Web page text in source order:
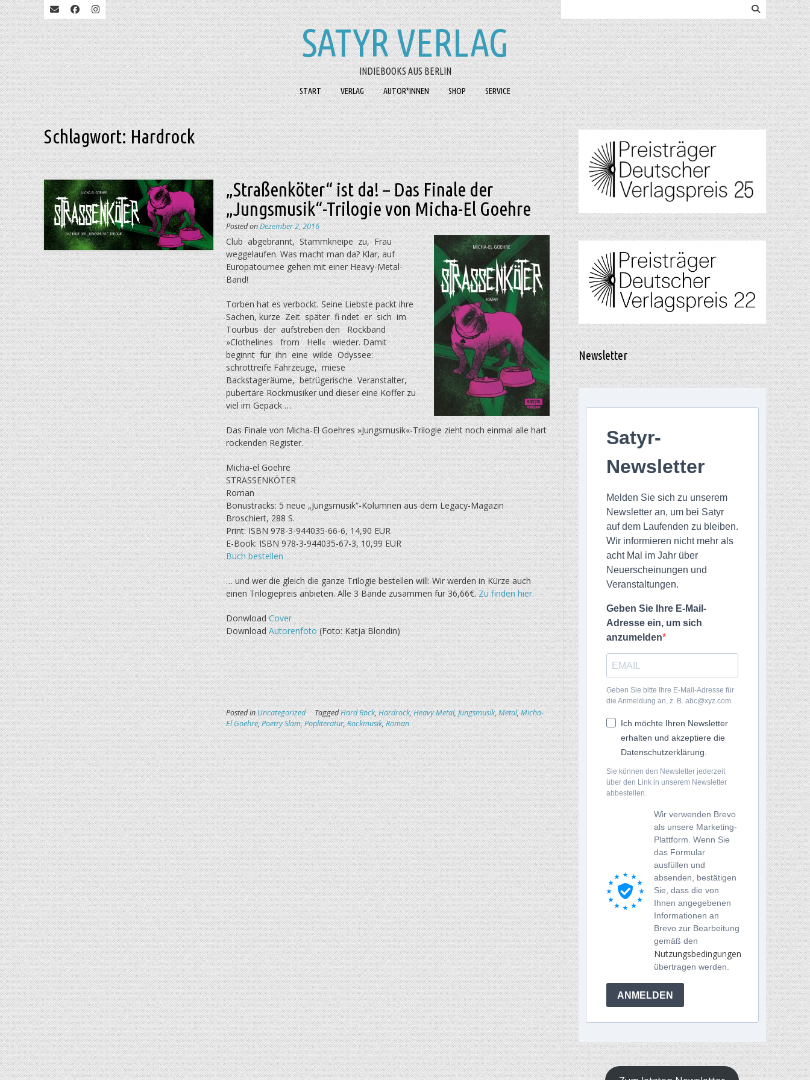
SATYR VERLAG
INDIEBOOKS AUS BERLIN
START VERLAG AUTOR*INNEN SHOP SERVICE
Schlagwort:Hardrock
„Straßenköter“ ist da! – Das Finale der
„Jungsmusik“-Trilogie von Micha-El Goehre
Posted onDezember 2, 2016
Club abgebrannt, Stammkneipe zu, Frau
weggelaufen. Was macht man da? Klar, auf
Europatournee gehen mit einer Heavy-Metal-
Band!
Torben hat es verbockt. Seine Liebste packt ihre
Sachen, kurze Zeit später fi ndet er sich im
Tourbus der aufstreben den Rockband
»Clothelines from Hell« wieder. Damit
beginnt für ihn eine wilde Odyssee:
schrottreife Fahrzeuge, miese
Backstageräume, betrügerische Veranstalter,
pubertäre Rockmusiker und dieser eine Koffer zu
viel im Gepäck …
Das Finale von Micha-El Goehres »Jungsmusik«-Trilogie zieht noch einmal alle hart
rockenden Register.
Micha-el Goehre
STRASSENKÖTER
Roman
Bonustracks: 5 neue „Jungsmusik“-Kolumnen aus dem Legacy-Magazin
Broschiert, 288 S.
Print: ISBN 978-3-944035-66-6, 14,90 EUR
E-Book: ISBN 978-3-944035-67-3, 10,99 EUR
Buch bestellen
… und wer die gleich die ganze Trilogie bestellen will: Wir werden in Kürze auch
einen Trilogiepreis anbieten. Alle 3 Bände zusammen für 36,66€.Zu finden hier.
DonwloadCover
DownloadAutorenfoto(Foto: Katja Blondin)
Posted inUncategorized TaggedHard Rock,Hardrock,Heavy Metal,Jungsmusik,Metal,Micha-
El Goehre,Poetry Slam,Popliteratur,Rockmusik,Roman
Newsletter
Satyr-
Newsletter
Melden Sie sich zu unserem
Newsletter an, um bei Satyr
auf dem Laufenden zu bleiben.
Wir informieren nicht mehr als
acht Mal im Jahr über
Neuerscheinungen und
Veranstaltungen.
Geben Sie Ihre E-Mail-
Adresse ein, um sich
anzumelden
Geben Sie bitte Ihre E-Mail-Adresse für
die Anmeldung an, z. B. abc@xyz.com.
Ich möchte Ihren Newsletter
erhalten und akzeptiere die
Datenschutzerklärung.
Sie können den Newsletter jederzeit
über den Link in unserem Newsletter
abbestellen.
Wir verwenden Brevo
als unsere Marketing-
Plattform. Wenn Sie
das Formular
ausfüllen und
absenden, bestätigen
Sie, dass die von
Ihnen angegebenen
Informationen an
Brevo zur Bearbeitung
gemäß den
Nutzungsbedingungen
übertragen werden.
ANMELDEN